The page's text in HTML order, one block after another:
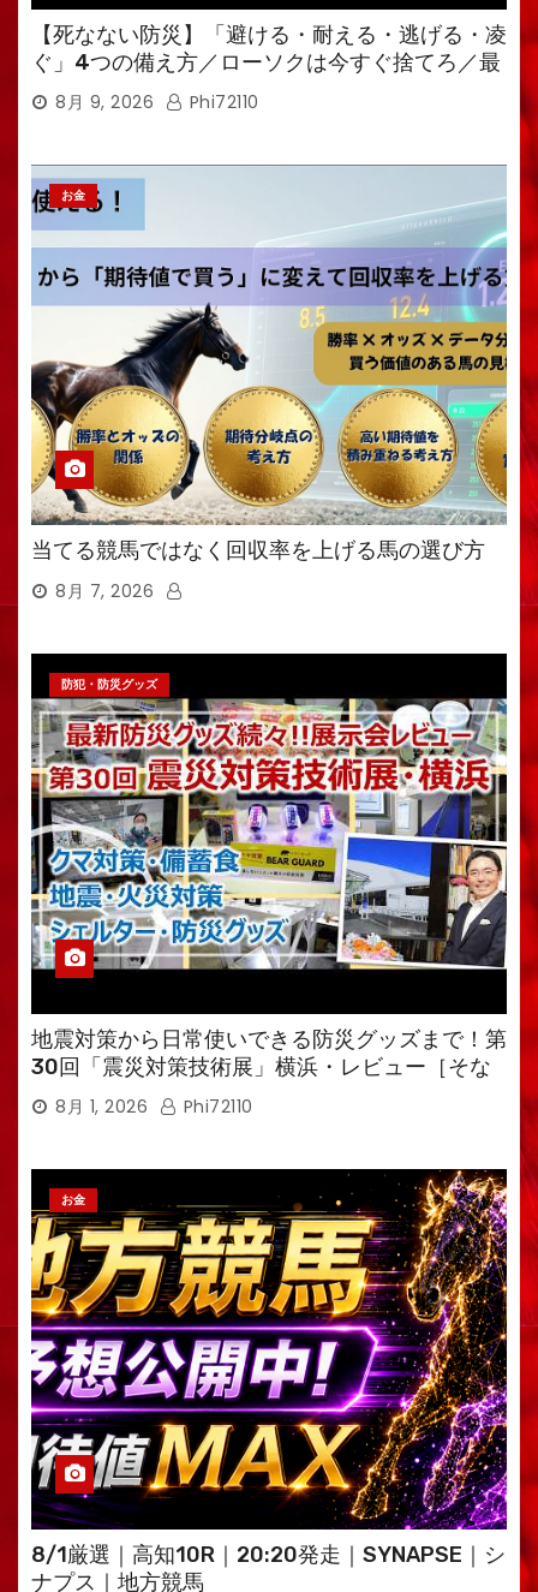
【死なない防災】「避ける・耐える・逃げる・凌
ぐ」4つの備え方／ローソクは今すぐ捨てろ／最
強備蓄食は「羊羹」／トイレ備蓄がなければ食料
も無意味
8月 9, 2026 Phi72110
お金
当てる競馬ではなく回収率を上げる馬の選び方
8月 7, 2026
防犯・防災グッズ
地震対策から日常使いできる防災グッズまで！第
30回「震災対策技術展」横浜・レビュー［そな
えるTV・高荷智也］
8月 1, 2026 Phi72110
お金
8/1厳選｜高知10R｜20:20発走｜SYNAPSE｜シ
ナプス｜地方競馬